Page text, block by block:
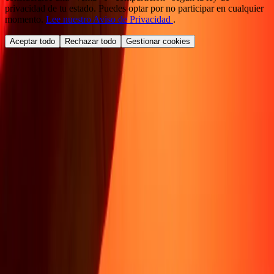
privacidad de tu estado. Puedes optar por no participar en cualquier
momento. Lee nuestro Aviso de Privacidad .
Aceptar todo Rechazar todo Gestionar cookies